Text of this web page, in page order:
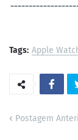
Tags: Apple
Postagem